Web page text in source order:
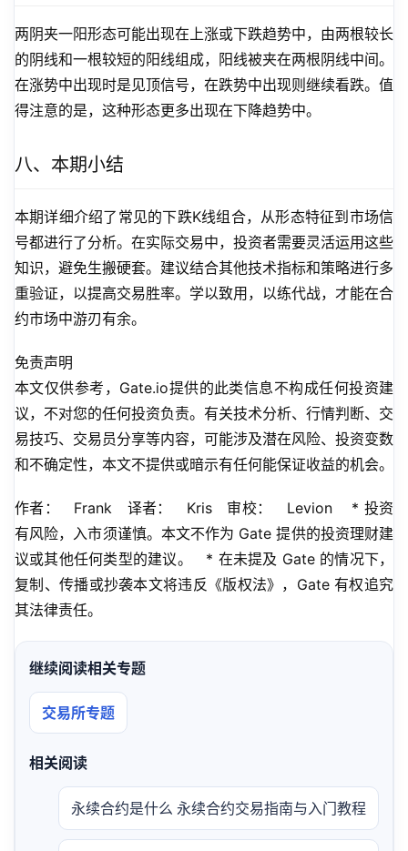
两阴夹一阳形态可能出现在上涨或下跌趋势中，由两根较长
的阴线和一根较短的阳线组成，阳线被夹在两根阴线中间。
在涨势中出现时是见顶信号，在跌势中出现则继续看跌。值
得注意的是，这种形态更多出现在下降趋势中。
八、本期小结
本期详细介绍了常见的下跌K线组合，从形态特征到市场信
号都进行了分析。在实际交易中，投资者需要灵活运用这些
知识，避免生搬硬套。建议结合其他技术指标和策略进行多
重验证，以提高交易胜率。学以致用，以练代战，才能在合
约市场中游刃有余。
免责声明
本文仅供参考，Gate.io提供的此类信息不构成任何投资建
议，不对您的任何投资负责。有关技术分析、行情判断、交
易技巧、交易员分享等内容，可能涉及潜在风险、投资变数
和不确定性，本文不提供或暗示有任何能保证收益的机会。
作者：   Frank   译者：   Kris   审校：   Levion    * 投资
有风险，入市须谨慎。本文不作为 Gate 提供的投资理财建
议或其他任何类型的建议。   * 在未提及 Gate 的情况下，
复制、传播或抄袭本文将违反《版权法》，Gate 有权追究
其法律责任。
继续阅读相关专题
交易所专题
相关阅读
永续合约是什么 永续合约交易指南与入门教程